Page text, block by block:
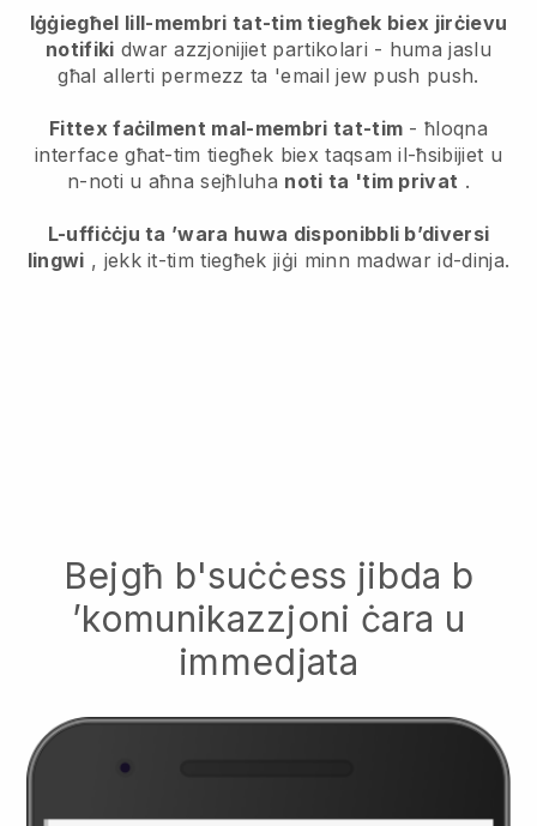
Iġġiegħel lill-membri tat-tim tiegħek biex jirċievu
notifiki dwar azzjonijiet partikolari - huma jaslu
għal allerti permezz ta 'email jew push push.
Fittex faċilment mal-membri tat-tim - ħloqna
interface għat-tim tiegħek biex taqsam il-ħsibijiet u
n-noti u aħna sejħluha noti ta 'tim privat .
L-uffiċċju ta ’wara huwa disponibbli b’diversi
lingwi , jekk it-tim tiegħek jiġi minn madwar id-dinja.
Bejgħ b'suċċess jibda b
’komunikazzjoni ċara u
immedjata